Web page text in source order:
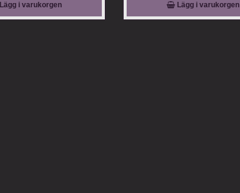
Lägg i varukorgen Lägg i varukorgen